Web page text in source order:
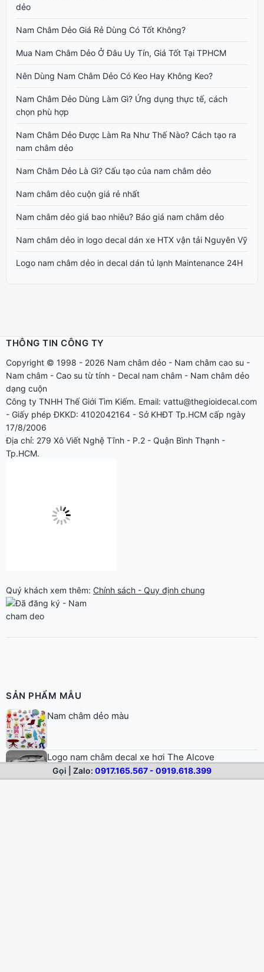
dẻo
Nam Châm Dẻo Giá Rẻ Dùng Có Tốt Không?
Mua Nam Châm Dẻo Ở Đâu Uy Tín, Giá Tốt Tại TPHCM
Nên Dùng Nam Châm Dẻo Có Keo Hay Không Keo?
Nam Châm Dẻo Dùng Làm Gì? Ứng dụng thực tế, cách
chọn phù hợp
Nam Châm Dẻo Được Làm Ra Như Thế Nào? Cách tạo ra
nam châm dẻo
Nam Châm Dẻo Là Gì? Cấu tạo của nam châm dẻo
Nam châm dẻo cuộn giá rẻ nhất
Nam châm dẻo giá bao nhiêu? Báo giá nam châm dẻo
Nam châm dẻo in logo decal dán xe HTX vận tải Nguyên Vỹ
Logo nam châm dẻo in decal dán tủ lạnh Maintenance 24H
THÔNG TIN CÔNG TY
Copyright © 1998 - 2026 Nam châm dẻo - Nam châm cao su -
Nam châm - Cao su từ tính - Decal nam châm - Nam châm dẻo
dạng cuộn
Công ty TNHH Thế Giới Tìm Kiếm. Email: vattu@thegioidecal.com
- Giấy phép ĐKKD: 4102042164 - Sở KHĐT Tp.HCM cấp ngày
17/8/2006
Địa chỉ: 279 Xô Viết Nghệ Tĩnh - P.2 - Quận Bình Thạnh -
Tp.HCM.
Gọi | Zalo:0917.165.567 - 0919.618.399
SẢN PHẨM MẪU
Nam châm dẻo in logo decal dán xe HTX vận tải
Logo decal nam châm dẻo dán tủ lạnh Vinamilk